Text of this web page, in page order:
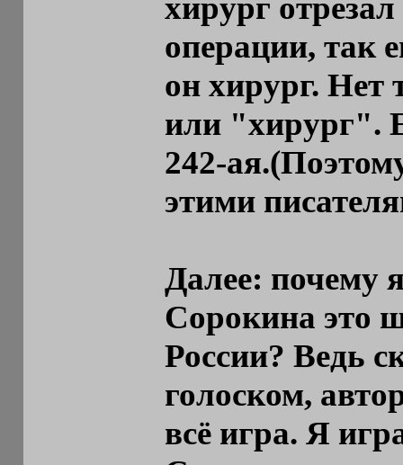
хирург
операции, так
он хирург. Нет
или "хирург".
242-
этими
Далее: почему
Сорокина это
России? Ведь
голоском,
всё игра. Я